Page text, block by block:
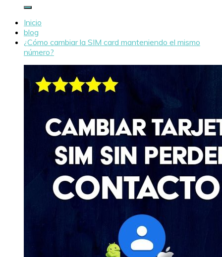
Inicio
blog
¿Cómo cambiar la SIM card manteniendo el mismo
número?